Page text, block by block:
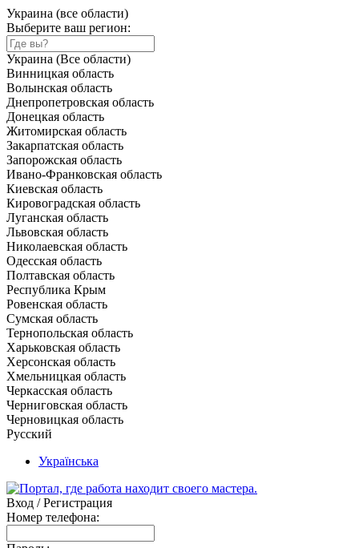
Украина (все области)
Выберите ваш регион:
Украина (Все области)
Винницкая область
Волынская область
Днепропетровская область
Донецкая область
Житомирская область
Закарпатская область
Запорожская область
Ивано-Франковская область
Киевская область
Кировоградская область
Луганская область
Львовская область
Николаевская область
Одесская область
Полтавская область
Республика Крым
Ровенская область
Сумская область
Тернопольская область
Харьковская область
Херсонская область
Хмельницкая область
Черкасская область
Черниговская область
Черновицкая область
Русский
Українська
Вход / Регистрация
Номер телефона: